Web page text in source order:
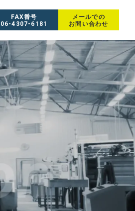
FAX番号
06-4307-6181
メールでの
お問い合わせ